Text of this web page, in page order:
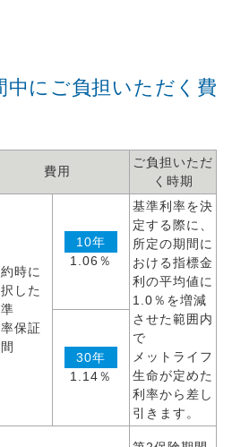
中にご負担いただく費
費用
ご負担いただ
く時期
時に
した
保証
10年
1.06％
基準利率を決
定する際に、
所定の期間に
おける指標金
利の平均値に
1.0％を増減
させた範囲内
で
メットライフ
生命が定めた
利率から差し
引きます。
30年
1.14％